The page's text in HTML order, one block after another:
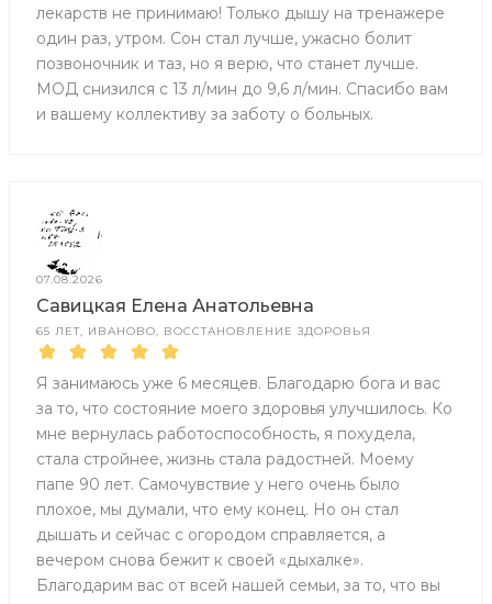
лекарств не принимаю! Только дышу на тренажере
один раз, утром. Сон стал лучше, ужасно болит
позвоночник и таз, но я верю, что станет лучше.
МОД снизился с 13 л/мин до 9,6 л/мин. Спасибо вам
и вашему коллективу за заботу о больных.
07.08.2026
Савицкая Елена Анатольевна
65 ЛЕТ, ИВАНОВО, ВОССТАНОВЛЕНИЕ ЗДОРОВЬЯ
Я занимаюсь уже 6 месяцев. Благодарю бога и вас
за то, что состояние моего здоровья улучшилось. Ко
мне вернулась работоспособность, я похудела,
стала стройнее, жизнь стала радостней. Моему
папе 90 лет. Самочувствие у него очень было
плохое, мы думали, что ему конец. Но он стал
дышать и сейчас с огородом справляется, а
вечером снова бежит к своей «дыхалке».
Благодарим вас от всей нашей семьи, за то, что вы